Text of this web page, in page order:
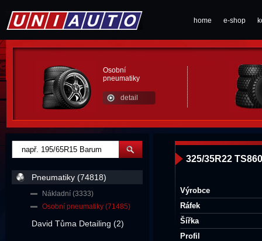
home e-shop
Osobní
pneumatiky
detail
325/35R22
Výrobce
Ráfek
Šířka
Profil
Pneumatiky (74818)
Nákladní (3333)
Osobní pneumatiky (71485)
David Tůma Detailing (2)